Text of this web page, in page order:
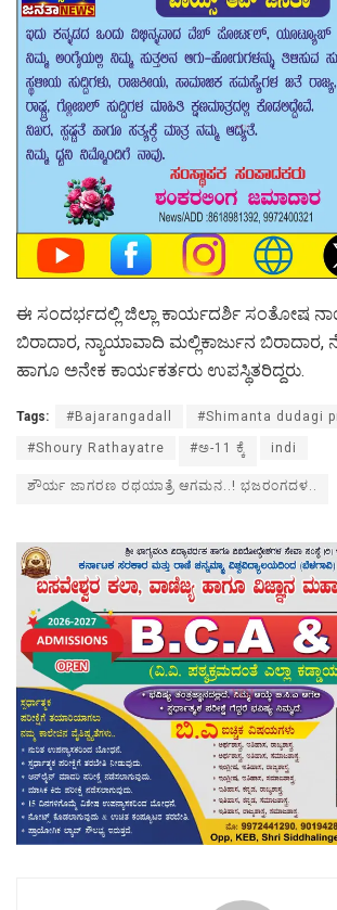
ಈ ಸಂದರ್ಭದಲ್ಲಿ ಜಿಲ್ಲಾ ಕಾರ್ಯದರ್ಶಿ ಸಂತೋಷ
ಬಿರಾದಾರ, ನ್ಯಾಯಾವಾದಿ ಮಲ್ಲಿಕಾರ್ಜುನ ಬಿರಾದಾರ,
ಹಾಗೂ ಅನೇಕ ಕಾರ್ಯಕರ್ತರು ಉಪಸ್ಥಿತರಿದ್ದರು.
Tags: #Bajarangadall #Shimanta dudagi
#Shoury Rathayatre #ಅ-11 ಕ್ಕೆ indi
ಶೌರ್ಯ ಜಾಗರಣ ರಥಯಾತ್ರೆ ಆಗಮನ..! ಭಜರಂಗದಳ..